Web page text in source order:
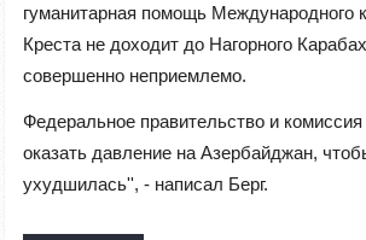
гуманитарная помощь Международного
Креста не доходит до Нагорного
совершенно неприемлемо.
Федеральное правительство и
оказать давление на Азербайджан,
ухудшилась'', - написал Берг.